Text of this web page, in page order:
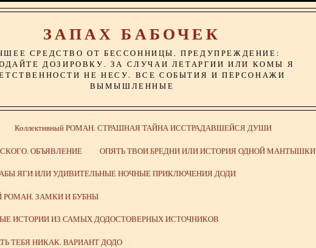
ЗАПАХ БАБОЧЕК
СРЕДСТВО ОТ БЕССОННИЦЫ. ПРЕДУПРЕЖДЕНИЕ:
ДОЗИРОВКУ. ЗА СЛУЧАИ ЛЕТАРГИИ ИЛИ КОМЫ Я
НЕ НЕСУ. ВСЕ СОБЫТИЯ И ПЕРСОНАЖИ
ВЫМЫШЛЕННЫЕ
Коллективный РОМАН. СТРАШНАЯ ТАЙНА ИССТРАДАВШЕЙСЯ ДУШИ
ОБЪЯВЛЕНИЕ ОПЯТЬ ТВОИ БРЕДНИ ИЛИ ИСТОРИЯ ОДНОЙ МАНТЫШКИ
ЯГИ ИЛИ УДИВИТЕЛЬНЫЕ НОЧНЫЕ ПРИКЛЮЧЕНИЯ ДОДИ
ЗАМКИ И БУБНЫ
ИСТОРИИ ИЗ САМЫХ ДОДОСТОВЕРНЫХ ИСТОЧНИКОВ
ТЕБЯ НИКАК. ВАРИАНТ ДОДО